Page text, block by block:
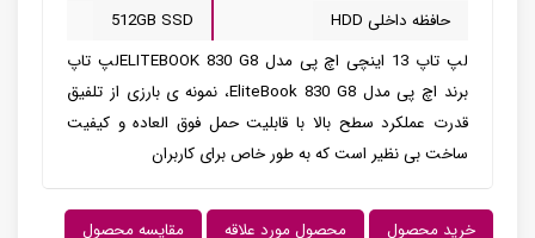
حافظه داخلی HDD
512GB SSD
لپ تاپ 13 اینچی اچ پی مدل ELITEBOOK 830 G8لپ تاپ
برند اچ پی مدل EliteBook 830 G8، نمونه ی بارزی از تلفیق
قدرت عملکرد سطح بالا با قابلیت حمل فوق العاده و کیفیت
ساخت بی نظیر است که به طور خاص برای کاربران
خرید محصول محصول مورد علاقه مقایسه محصول